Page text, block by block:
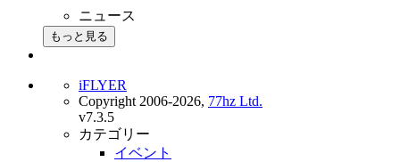
ニュース
もっと見る
iFLYER
Copyright 2006-2026, 77hz Ltd.
v7.3.5
カテゴリー
イベント